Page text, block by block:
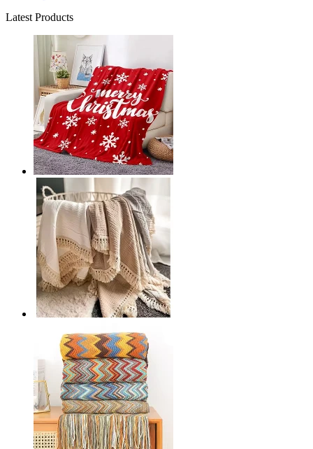
Latest Products